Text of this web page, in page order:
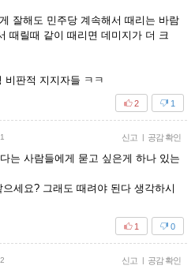
잘해도 민주당 계속해서 때리는 바람
때릴때 같이 때리면 데미지가 더 크
비판적 지지자들 ㅋㅋ
1
2
신고 | 공감 확인
는 사람들에게 묻고 싶은게 하나 있는
세요? 그래도 때려야 된다 생각하시
0
1
신고 | 공감 확인